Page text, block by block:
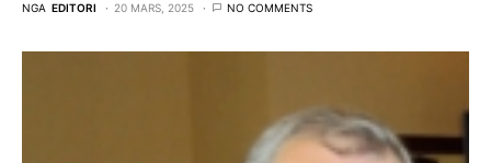
NGA EDITORI 20 MARS, 2025 NO COMMENTS